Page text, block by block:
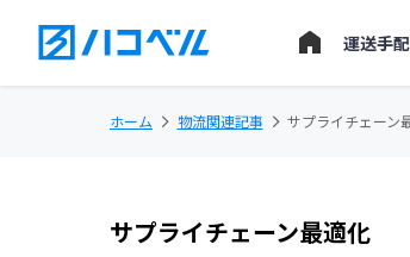
運送手
ホーム 物流関連記事 サプライチェーン
サプライチェーン最適化